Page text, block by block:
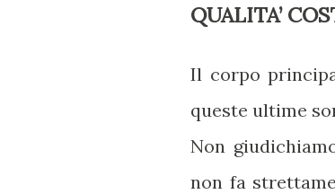
QUALITA’
Il corpo
queste ultime
Non
non fa